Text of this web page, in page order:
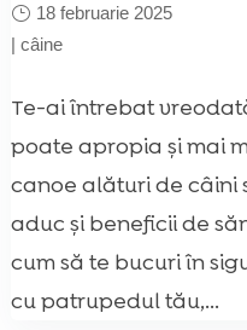
18 februarie 2025
| câine
Te-ai întrebat
poate apropia și mai
canoe alături de câini
aduc și beneficii de
cum să te bucuri în
cu patrupedul tău,...